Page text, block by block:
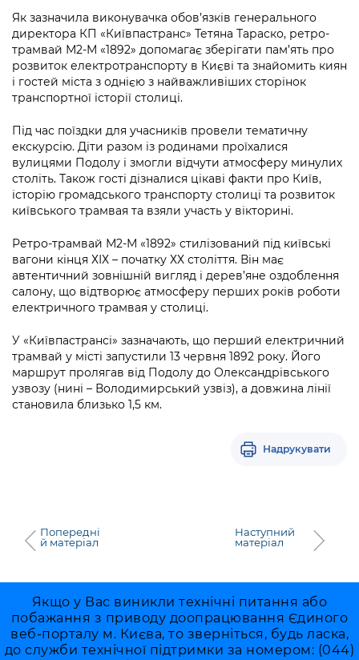
Kyiv International Relations
Річні звіти
Гендерна політика
Безбар'єрність
Київська міська військова адміністрація
Портал Захисників та Захисниць
Безбар'єрність
Портал послуг
Міський застосунок Київ Цифровий
Важливе під час воєнного стану
Уряд» – місцевий рівень»
Важливе під час воєнного стану
Про відкриті дані
Портал даних Києва
Публічні дашборди
Як зазначила виконувачка обов’язків генерального
директора КП «Київпастранс» Тетяна Тараско, ретро-
трамвай М2-М «1892» допомагає зберігати пам’ять про
розвиток електротранспорту в Києві та знайомить киян
і гостей міста з однією з найважливіших сторінок
транспортної історії столиці.
Під час поїздки для учасників провели тематичну
екскурсію. Діти разом із родинами проїхалися
вулицями Подолу і змогли відчути атмосферу минулих
століть. Також гості дізналися цікаві факти про Київ,
історію громадського транспорту столиці та розвиток
київського трамвая та взяли участь у вікторині.
Ретро-трамвай М2-М «1892» стилізований під київські
вагони кінця ХІХ – початку ХХ століття. Він має
автентичний зовнішній вигляд і дерев’яне оздоблення
салону, що відтворює атмосферу перших років роботи
електричного трамвая у столиці.
У «Київпастрансі» зазначають, що перший електричний
трамвай у місті запустили 13 червня 1892 року. Його
маршрут пролягав від Подолу до Олександрівського
узвозу (нині – Володимирський узвіз), а довжина лінії
становила близько 1,5 км.
Надрукувати
Попередні
й матеріал
Наступний
матеріал
Якщо у Вас виникли технічні питання або
побажання з приводу доопрацювання Єдиного
веб-порталу м. Києва, то зверніться, будь ласка,
до служби технічної підтримки за номером: (044)